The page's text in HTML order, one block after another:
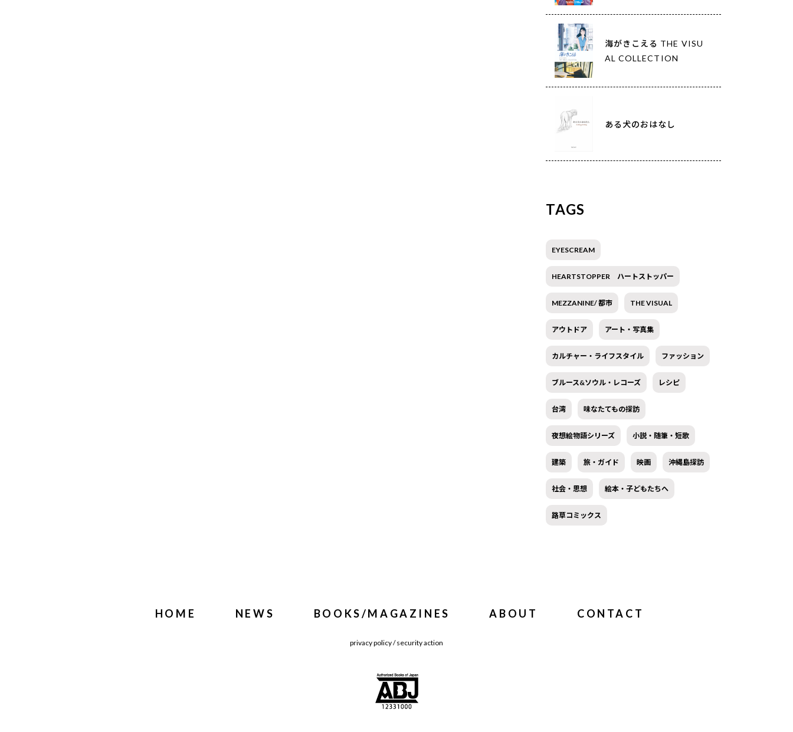
海がきこえる THE VISU
AL COLLECTION
ある犬のおはなし
TAGS
EYESCREAM
HEARTSTOPPER ハートストッパー
MEZZANINE/ 都市 THE VISUAL
アウトドア アート・写真集
カルチャー・ライフスタイル ファッション
ブルース&ソウル・レコーズ レシピ
台湾 味なたてもの探訪
夜想絵物語シリーズ 小説・随筆・短歌
建築 旅・ガイド 映画 沖縄島探訪
社会・思想 絵本・子どもたちへ
路草コミックス
HOME NEWS BOOKS/MAGAZINES ABOUT CONTACT
privacy policy/security action